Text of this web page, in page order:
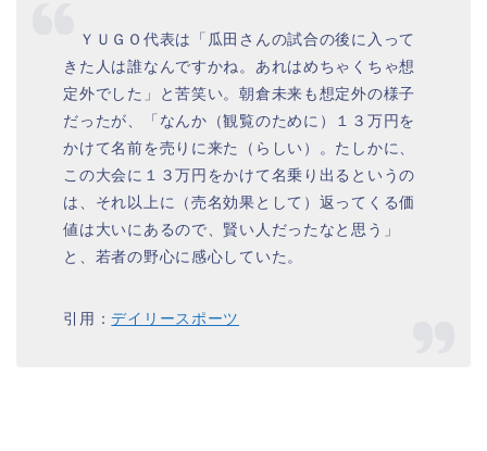
ＹＵＧＯ代表は「瓜田さんの試合の後に入って
きた人は誰なんですかね。あれはめちゃくちゃ想
定外でした」と苦笑い。朝倉未来も想定外の様子
だったが、「なんか（観覧のために）１３万円を
かけて名前を売りに来た（らしい）。たしかに、
この大会に１３万円をかけて名乗り出るというの
は、それ以上に（売名効果として）返ってくる価
値は大いにあるので、賢い人だったなと思う」
と、若者の野心に感心していた。
引用：デイリースポーツ